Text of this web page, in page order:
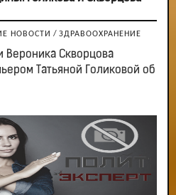
НОВОСТИ / ЗДРАВООХРАНЕНИЕ
Вероника Скворцова
Татьяной Голиковой об